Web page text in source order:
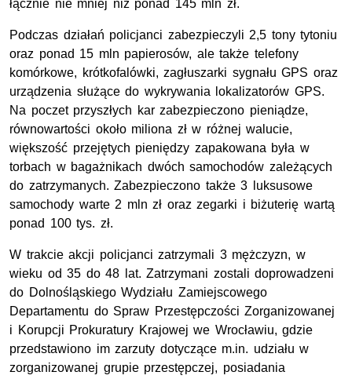
łącznie nie mniej niż ponad 145 mln zł.
Podczas działań policjanci zabezpieczyli 2,5 tony tytoniu
oraz ponad 15 mln papierosów, ale także telefony
komórkowe, krótkofalówki, zagłuszarki sygnału GPS oraz
urządzenia służące do wykrywania lokalizatorów GPS.
Na poczet przyszłych kar zabezpieczono pieniądze,
równowartości około miliona zł w różnej walucie,
większość przejętych pieniędzy zapakowana była w
torbach w bagażnikach dwóch samochodów zależących
do zatrzymanych. Zabezpieczono także 3 luksusowe
samochody warte 2 mln zł oraz zegarki i biżuterię wartą
ponad 100 tys. zł.
W trakcie akcji policjanci zatrzymali 3 mężczyzn, w
wieku od 35 do 48 lat. Zatrzymani zostali doprowadzeni
do Dolnośląskiego Wydziału Zamiejscowego
Departamentu do Spraw Przestępczości Zorganizowanej
i Korupcji Prokuratury Krajowej we Wrocławiu, gdzie
przedstawiono im zarzuty dotyczące m.in. udziału w
zorganizowanej grupie przestępczej, posiadania